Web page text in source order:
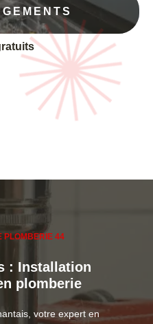
PLOMBERIE 44
: Installation
plomberie
votre expert en